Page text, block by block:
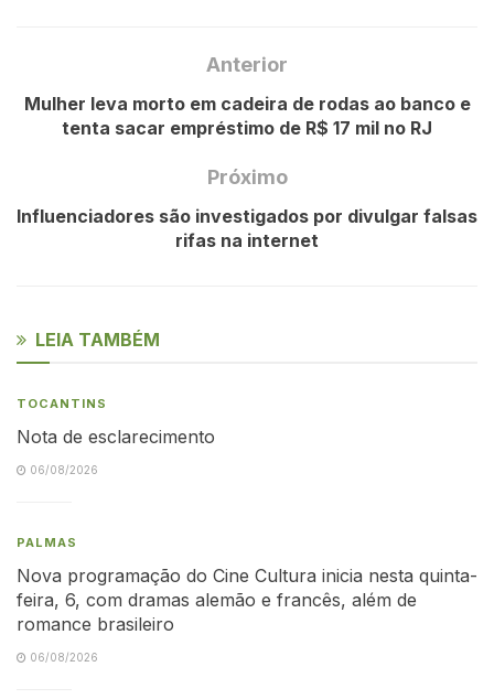
Anterior
Mulher leva morto em cadeira de rodas ao banco e
tenta sacar empréstimo de R$ 17 mil no RJ
Próximo
Influenciadores são investigados por divulgar falsas
rifas na internet
LEIA TAMBÉM
TOCANTINS
Nota de esclarecimento
06/08/2026
PALMAS
Nova programação do Cine Cultura inicia nesta quinta-
feira, 6, com dramas alemão e francês, além de
romance brasileiro
06/08/2026